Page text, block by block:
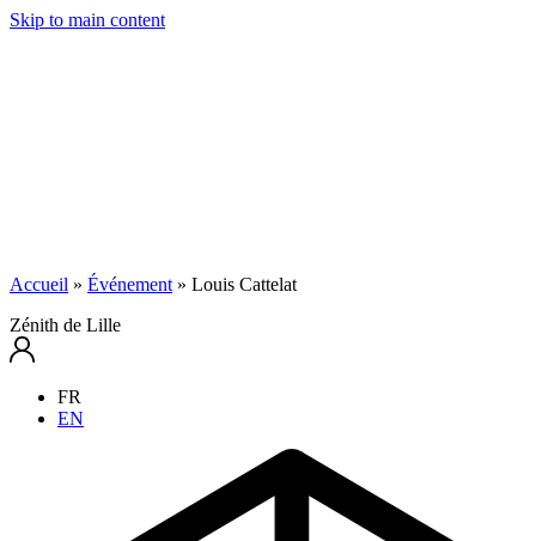
Skip to main content
Accueil » Événement » Louis Cattelat
Zénith de Lille
FR
EN